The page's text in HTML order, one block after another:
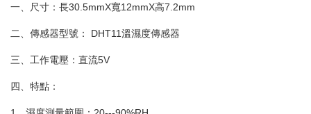
一、尺寸：長30.5mmX寬12mmX高7.2mm
二、傳感器型號： DHT11溫濕度傳感器
三、工作電壓：直流5V
四、特點：